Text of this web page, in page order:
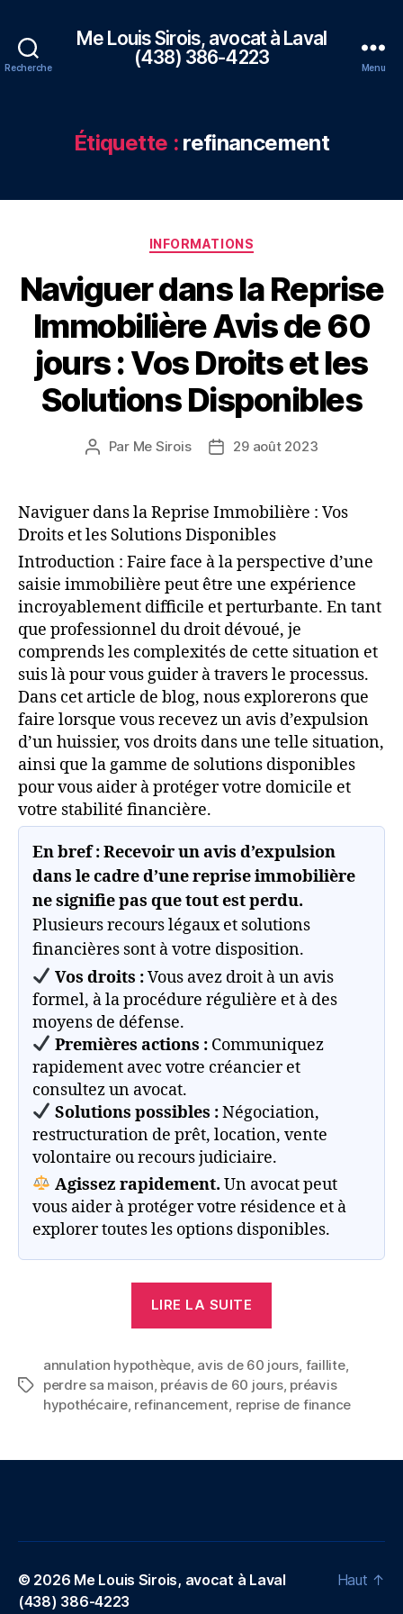
Recherche
Me Louis Sirois, avocat à Laval
(438) 386-4223
Menu
Étiquette : refinancement
Catégories
INFORMATIONS
Naviguer dans la Reprise
Immobilière Avis de 60
jours : Vos Droits et les
Solutions Disponibles
Auteur
Par Me Sirois
Date29 août 2023
Naviguer dans la Reprise Immobilière : Vos
Droits et les Solutions Disponibles
Introduction : Faire face à la perspective d’une
saisie immobilière peut être une expérience
incroyablement difficile et perturbante. En tant
que professionnel du droit dévoué, je
comprends les complexités de cette situation et
suis là pour vous guider à travers le processus.
Dans cet article de blog, nous explorerons que
faire lorsque vous recevez un avis d’expulsion
d’un huissier, vos droits dans une telle situation,
ainsi que la gamme de solutions disponibles
pour vous aider à protéger votre domicile et
votre stabilité financière.
En bref :Recevoir un avis d’expulsion
dans le cadre d’une reprise immobilière
ne signifie pas que tout est perdu.
Plusieurs recours légaux et solutions
financières sont à votre disposition.
Vos droits :Vous avez droit à un avis
formel, à la procédure régulière et à des
moyens de défense.
Premières actions :Communiquez
rapidement avec votre créancier et
consultez un avocat.
Solutions possibles :Négociation,
restructuration de prêt, location, vente
volontaire ou recours judiciaire.
Agissez rapidement. Un avocat peut
vous aider à protéger votre résidence et à
explorer toutes les options disponibles.
LIRE LA SUITE
Reprise
Immobilière
Avis
60
Vos
et
Étiquettes
annulation hypothèque, avis de 60 jours faillite,
perdre sa maison préavis de 60 jours, préavis
hypothécaire, refinancement reprise de finance
© 2026 Me Louis Sirois, avocat à Laval
(438) 386-4223
Haut ↑